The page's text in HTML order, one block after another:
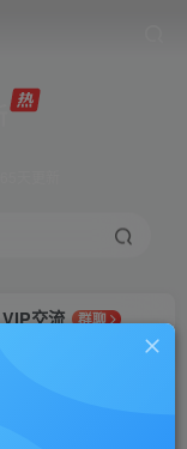
VIP交流
群聊
研究探讨更多创业项目路子。